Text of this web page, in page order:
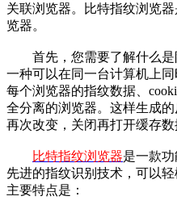
关联浏览器。比特指纹浏览
览器。
首先，您需要了解什么是
一种可以在同一台计算机上
每个浏览器的指纹数据、
全分离的浏览器。这样生成
再次改变，关闭再打开缓存数
比特指纹浏览器是一款
先进的指纹识别技术，可以
主要特点是：